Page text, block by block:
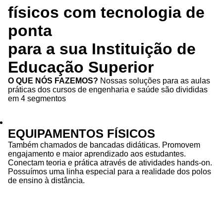
físicos com tecnologia de
ponta
para a sua Instituição de
Educação Superior
O QUE NÓS FAZEMOS? Nossas soluções para as aulas
práticas dos cursos de engenharia e saúde são divididas
em 4 segmentos
EQUIPAMENTOS FÍSICOS
Também chamados de bancadas didáticas. Promovem
engajamento e maior aprendizado aos estudantes.
Conectam teoria e prática através de atividades hands-on.
Possuímos uma linha especial para a realidade dos polos
de ensino à distância.